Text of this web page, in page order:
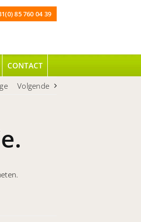
85 760 04 39
CONTACT
Volgende